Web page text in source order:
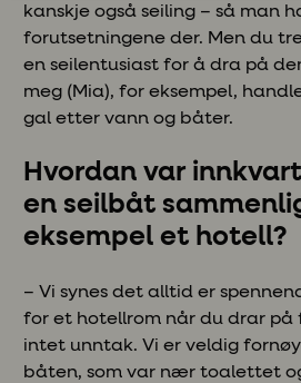
kanskje også seiling – så man
forutsetningene der. Men du
en seilentusiast for å dra på
meg (Mia), for eksempel,
gal etter vann og båter.
Hvordan var
en seilbåt
eksempel et hotell?
– Vi synes det alltid er
for et hotellrom når du drar på
intet unntak. Vi er veldig
båten, som var nær toalettet